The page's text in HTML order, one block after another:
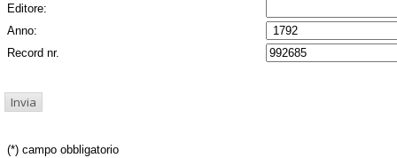
Editore:
Anno:
Record nr.
(*) campo obbligatorio